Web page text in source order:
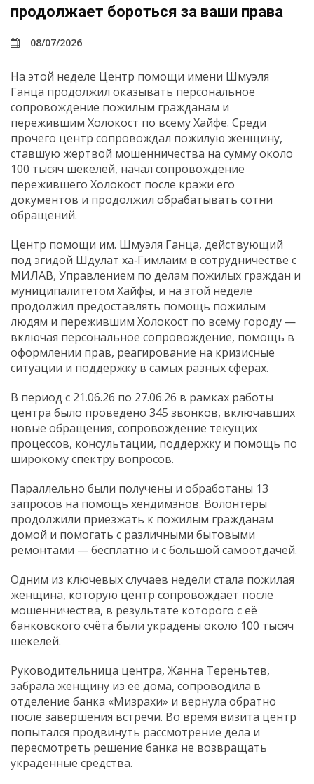
продолжает бороться за ваши права
08/07/2026
На этой неделе Центр помощи имени Шмуэля
Ганца продолжил оказывать персональное
сопровождение пожилым гражданам и
пережившим Холокост по всему Хайфе. Среди
прочего центр сопровождал пожилую женщину,
ставшую жертвой мошенничества на сумму около
100 тысяч шекелей, начал сопровождение
пережившего Холокост после кражи его
документов и продолжил обрабатывать сотни
обращений.
Центр помощи им. Шмуэля Ганца, действующий
под эгидой Шдулат ха‑Гимлаим в сотрудничестве с
МИЛАВ, Управлением по делам пожилых граждан и
муниципалитетом Хайфы, и на этой неделе
продолжил предоставлять помощь пожилым
людям и пережившим Холокост по всему городу —
включая персональное сопровождение, помощь в
оформлении прав, реагирование на кризисные
ситуации и поддержку в самых разных сферах.
В период с 21.06.26 по 27.06.26 в рамках работы
центра было проведено 345 звонков, включавших
новые обращения, сопровождение текущих
процессов, консультации, поддержку и помощь по
широкому спектру вопросов.
Параллельно были получены и обработаны 13
запросов на помощь хендимэнов. Волонтёры
продолжили приезжать к пожилым гражданам
домой и помогать с различными бытовыми
ремонтами — бесплатно и с большой самоотдачей.
Одним из ключевых случаев недели стала пожилая
женщина, которую центр сопровождает после
мошенничества, в результате которого с её
банковского счёта были украдены около 100 тысяч
шекелей.
Руководительница центра, Жанна Тереньтев,
забрала женщину из её дома, сопроводила в
отделение банка «Мизрахи» и вернула обратно
после завершения встречи. Во время визита центр
попытался продвинуть рассмотрение дела и
пересмотреть решение банка не возвращать
украденные средства.